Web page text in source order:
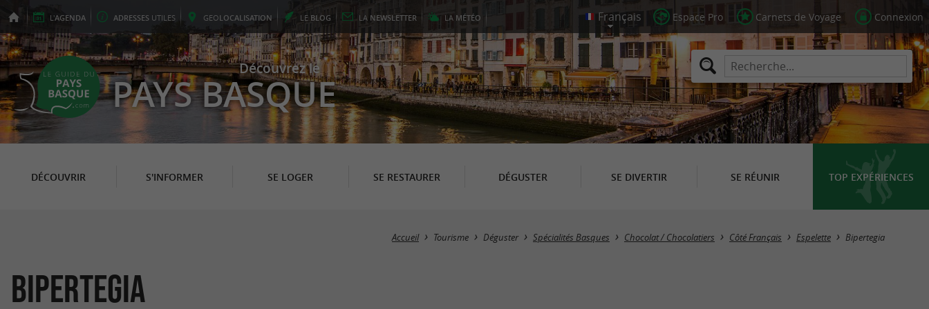
L'AGENDA ADRESSES UTILES GEOLOCALISATION LE BLOG LA NEWSLETTER LA MÉTÉO Espace Pro Carnets de Voyage Connexion
Découvrez le
PAYS BASQUE
DÉCOUVRIR S'INFORMER SE LOGER SE RESTAURER DÉGUSTER SE DIVERTIR SE RÉUNIR TOP EXPÉRIENCES
Accueil Tourisme Déguster Spécialités Basques Chocolat / Chocolatiers Côté Français Espelette Bipertegia
Bipertegia